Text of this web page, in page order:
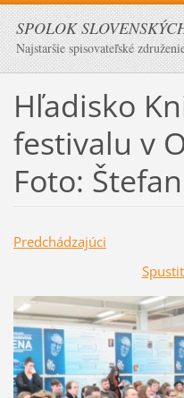
SPOLOK
Najstaršie spisovateľské
Hľadisko
festivalu v
Foto:
Predchádzajúci